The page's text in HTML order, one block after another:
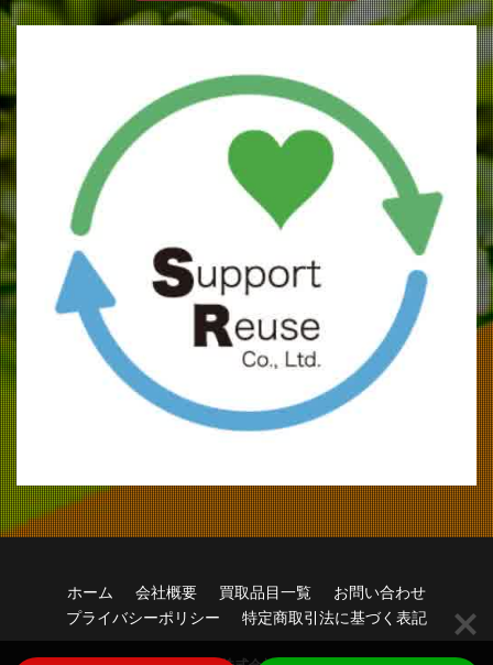
ホーム 会社概要 買取品目一覧
お問い合わせ
プライバシーポリシー
特定商取引法に基づく表記